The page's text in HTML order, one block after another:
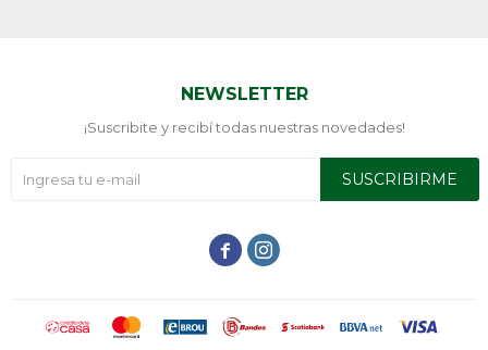
NEWSLETTER
¡Suscribite y recibí todas nuestras novedades!
SUSCRIBIRME
 